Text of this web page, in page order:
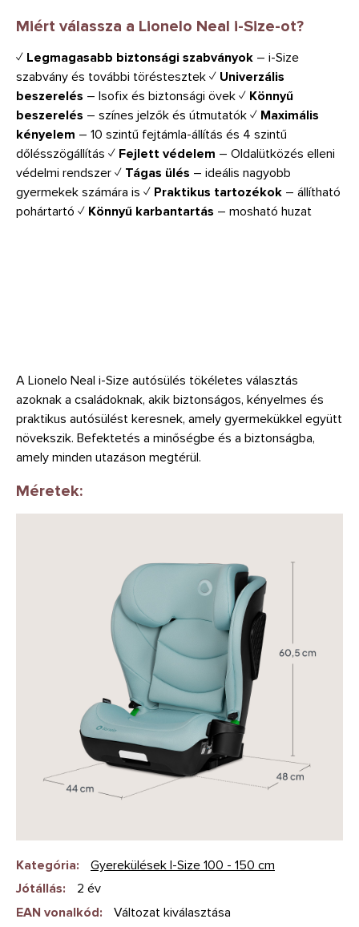
Miért válassza a Lionelo Neal i-Size-ot?
✓ Legmagasabb biztonsági szabványok – i-Size
szabvány és további töréstesztek ✓ Univerzális
beszerelés – Isofix és biztonsági övek ✓ Könnyű
beszerelés – színes jelzők és útmutatók ✓ Maximális
kényelem – 10 szintű fejtámla-állítás és 4 szintű
dőlésszögállítás ✓ Fejlett védelem – Oldalütközés elleni
védelmi rendszer ✓ Tágas ülés – ideális nagyobb
gyermekek számára is ✓ Praktikus tartozékok – állítható
pohártartó ✓ Könnyű karbantartás – mosható huzat
A Lionelo Neal i-Size autósülés tökéletes választás
azoknak a családoknak, akik biztonságos, kényelmes és
praktikus autósülést keresnek, amely gyermekükkel együtt
növekszik. Befektetés a minőségbe és a biztonságba,
amely minden utazáson megtérül.
Méretek:
Kategória:
Gyerekülések I-Size 100 - 150 cm
Jótállás:
2 év
EAN vonalkód: Változat kiválasztása